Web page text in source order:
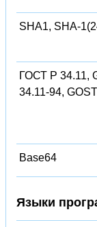
SHA1, SHA-
ГОСТ Р 34.11,
34.11-94,
Base64
Языки